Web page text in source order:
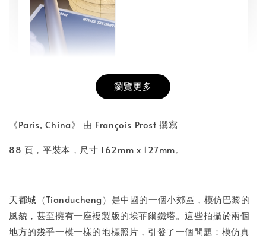
書本包膜服務
NT$ 50
- +
瀏覽更多
《Paris, China》 由 François Prost 撰寫
88 頁，平裝本，尺寸 162mm x 127mm。
天都城（Tianducheng）是中國的一個小郊區，模仿巴黎的
風貌，甚至擁有一座複製版的埃菲爾鐵塔。這些拍攝於兩個
地方的幾乎一模一樣的地標照片，引發了一個問題：模仿真